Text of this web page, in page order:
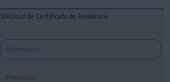
Solicitud de Certificado de Residencia
Información
Presencial